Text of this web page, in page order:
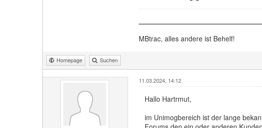
MBtrac, alles andere ist Behelf!
Homepage Suchen
11.03.2024, 14:12
Hallo Hartrmut,
im Unimogbereich ist der lange